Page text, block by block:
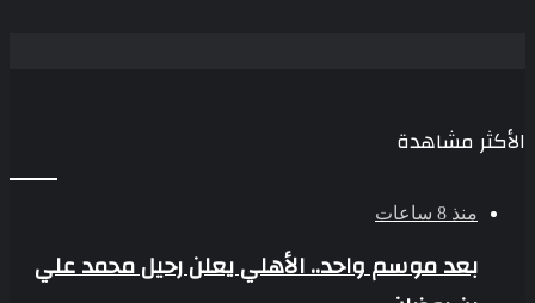
الأكثر مشاهدة
منذ 8 ساعات
بعد موسم واحد.. الأهلي يعلن رحيل محمد علي